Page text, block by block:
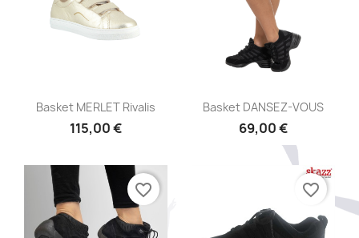
Aperçu rapide
Basket MERLET Rivalis
115,00 €
Aperçu rapide
Basket DANSEZ-VOUS
69,00 €
favorite_border favorite_border